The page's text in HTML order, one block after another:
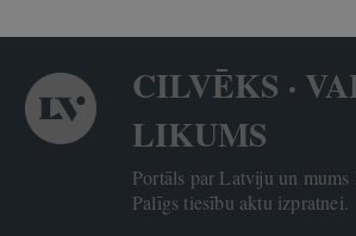
CILVĒKS ·
LIKUMS
Portāls par Latviju un mums
Palīgs tiesību aktu izpratnei.